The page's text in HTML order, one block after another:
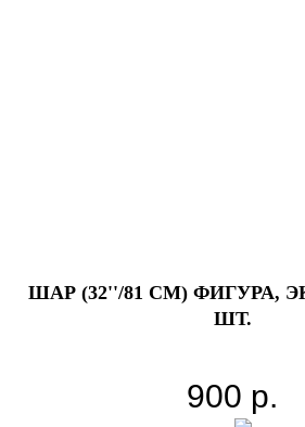
ШАР (32''/81 СМ) ФИГУРА,
ШТ.
900 р.